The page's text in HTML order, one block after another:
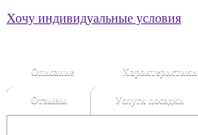
Хочу индивидуальные условия
Описание Характеристики
Отзывы Услуги посадки